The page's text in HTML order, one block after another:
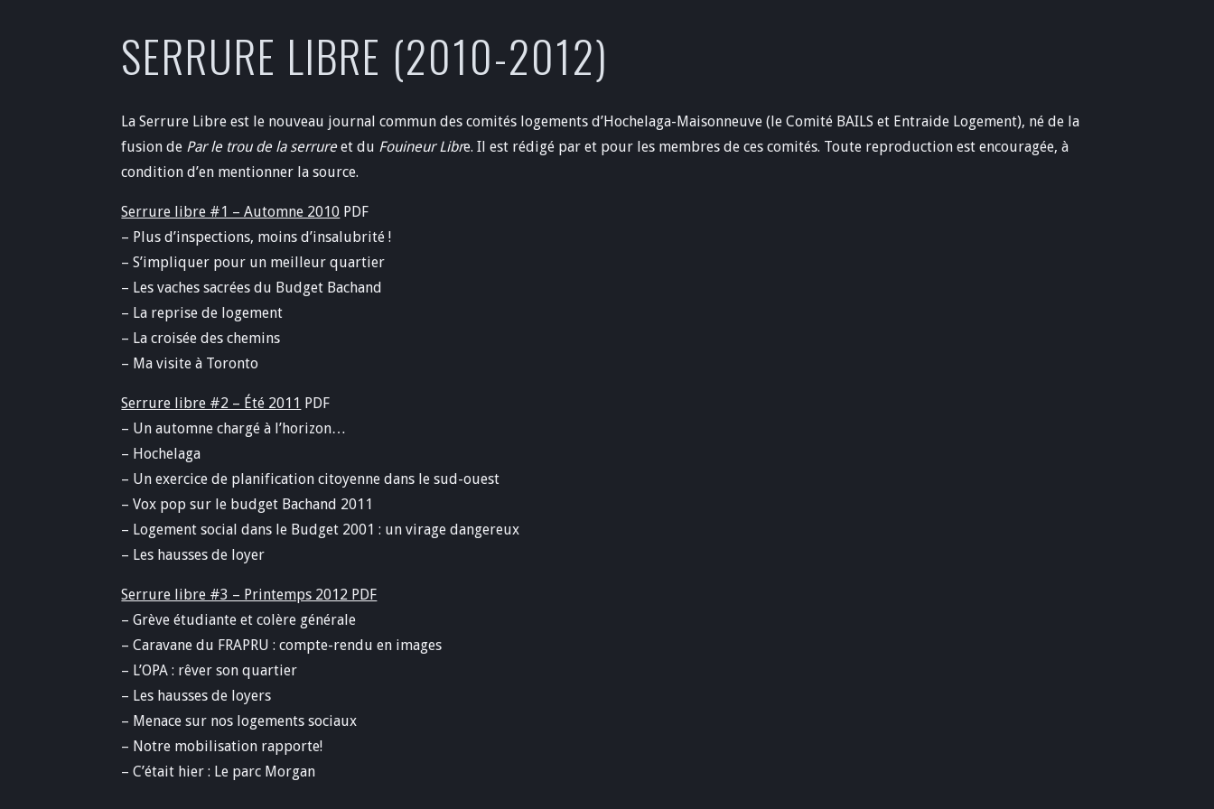
SERRURE LIBRE (2010-2012)
La Serrure Libre est le nouveau journal commun des comités logements d’Hochelaga-Maisonneuve (le Comité BAILS et Entraide Logement), né de la
fusion de Par le trou de la serrureet du Fouineur Libre. Il est rédigé par et pour les membres de ces comités. Toute reproduction est encouragée, à
condition d’en mentionner la source.
Serrure libre #1 – Automne 2010 PDF
– Plus d’inspections, moins d’insalubrité !
– S’impliquer pour un meilleur quartier
– Les vaches sacrées du Budget Bachand
– La reprise de logement
– La croisée des chemins
– Ma visite à Toronto
Serrure libre #2 – Été 2011 PDF
– Un automne chargé à l’horizon…
– Hochelaga
– Un exercice de planification citoyenne dans le sud-ouest
– Vox pop sur le budget Bachand 2011
– Logement social dans le Budget 2001 : un virage dangereux
– Les hausses de loyer
Serrure libre #3 – Printemps 2012 PDF
– Grève étudiante et colère générale
– Caravane du FRAPRU : compte-rendu en images
– L’OPA : rêver son quartier
– Les hausses de loyers
– Menace sur nos logements sociaux
– Notre mobilisation rapporte!
– C’était hier : Le parc Morgan